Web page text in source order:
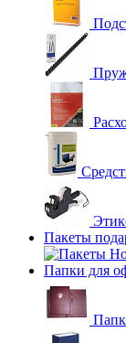
Пакеты
Папки для